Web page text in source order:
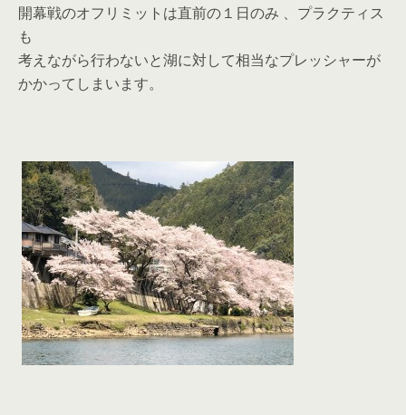
開幕戦のオフリミットは直前の１日のみ 、プラクティス
も
考えながら行わないと湖に対して相当なプレッシャーが
かかってしまいます。